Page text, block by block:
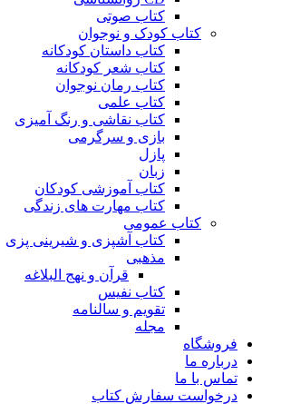
کتاب صوتی
کتاب کودک و نوجوان
کتاب داستان کودکانه
کتاب شعر کودکانه
کتاب رمان نوجوان
کتاب علمی
کتاب نقاشی و رنگ آمیزی
بازی و سرگرمی
پازل
زبان
کتاب آموزشی کودکان
کتاب مهارت های زندگی
کتاب عمومی
کتاب آشپزی و شیرینی پزی
مذهبی
قرآن و نهج البلاغه
کتاب نفیس
تقویم و سالنامه
مجله
فروشگاه
درباره ما
تماس با ما
درخواست سفارش کتاب